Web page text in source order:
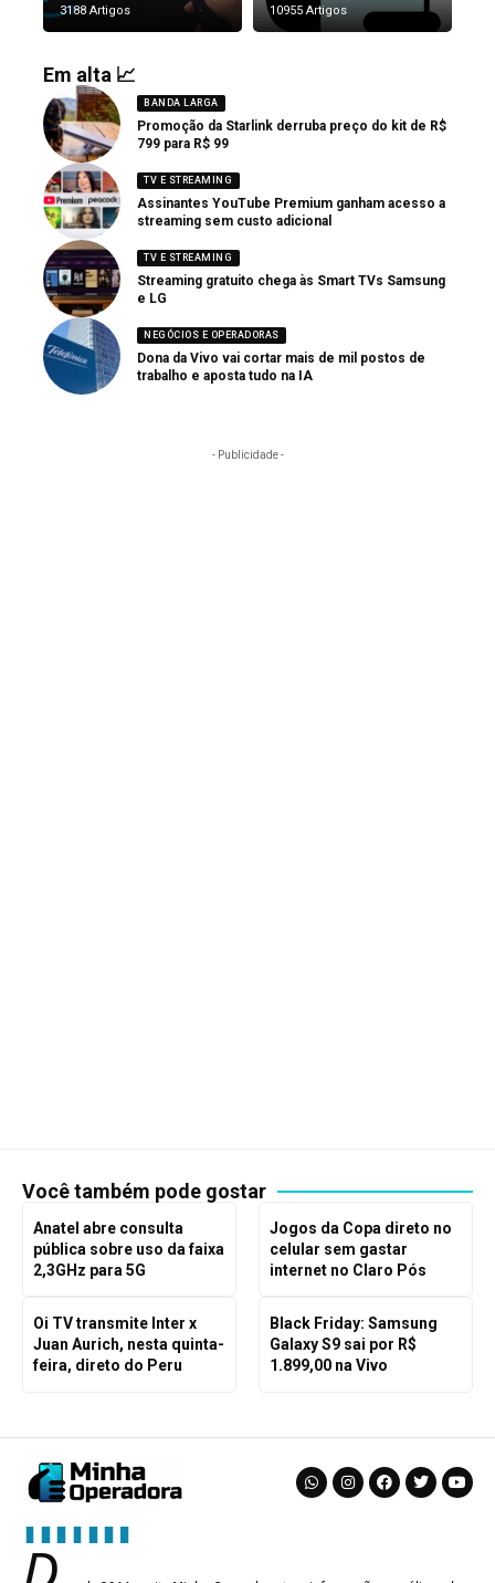
3188 Artigos 10955 Artigos
Em alta 📈
BANDA LARGA
Promoção da Starlink derruba preço do kit de R$
799 para R$ 99
TV E STREAMING
Assinantes YouTube Premium ganham acesso a
streaming sem custo adicional
TV E STREAMING
Streaming gratuito chega às Smart TVs Samsung
e LG
NEGÓCIOS E OPERADORAS
Dona da Vivo vai cortar mais de mil postos de
trabalho e aposta tudo na IA
- Publicidade -
Você também pode gostar
Anatel abre consulta
pública sobre uso da faixa
2,3GHz para 5G
Jogos da Copa direto no
celular sem gastar
internet no Claro Pós
Oi TV transmite Inter x
Juan Aurich, nesta quinta-
feira, direto do Peru
Black Friday: Samsung
Galaxy S9 sai por R$
1.899,00 na Vivo